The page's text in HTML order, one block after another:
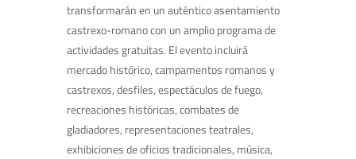
transformarán en un auténtico asentamiento
castrexo-romano con un amplio programa de
actividades gratuitas. El evento incluirá
mercado histórico, campamentos romanos y
castrexos, desfiles, espectáculos de fuego,
recreaciones históricas, combates de
gladiadores, representaciones teatrales,
exhibiciones de oficios tradicionales, música,